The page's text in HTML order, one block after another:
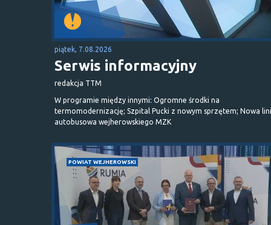
piątek, 7.08.2026
Serwis informacyjny
redakcja TTM
W programie między innymi: Ogromne środki na
termomodernizację; Szpital Pucki z nowym sprzętem; Nowa
autobusowa wejherowskiego MZK
POWIAT WEJHEROWSKI